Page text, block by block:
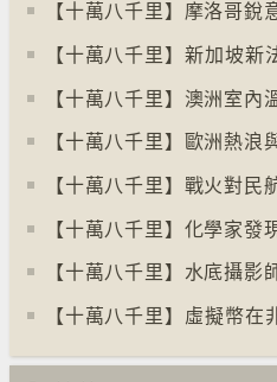
【十萬八千里】摩洛哥銳
【十萬八千里】澳洲室內
【十萬八千里】歐洲熱浪
【十萬八千里】戰火對民
【十萬八千里】水底攝影
【十萬八千里】⁠虛擬幣在